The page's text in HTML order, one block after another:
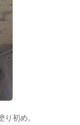
初め。